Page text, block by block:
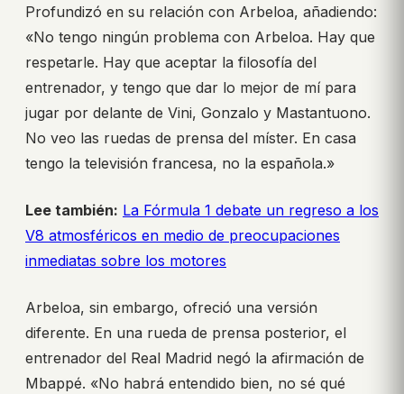
Profundizó en su relación con Arbeloa, añadiendo:
«No tengo ningún problema con Arbeloa. Hay que
respetarle. Hay que aceptar la filosofía del
entrenador, y tengo que dar lo mejor de mí para
jugar por delante de Vini, Gonzalo y Mastantuono.
No veo las ruedas de prensa del míster. En casa
tengo la televisión francesa, no la española.»
Lee también: La Fórmula 1 debate un regreso a los
V8 atmosféricos en medio de preocupaciones
inmediatas sobre los motores
Arbeloa, sin embargo, ofreció una versión
diferente. En una rueda de prensa posterior, el
entrenador del Real Madrid negó la afirmación de
Mbappé. «No habrá entendido bien, no sé qué